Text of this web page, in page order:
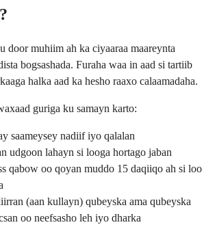
door muhiim ah ka ciyaaraa maareynta
bogsashada. Furaha waa in aad si tartiib
halka aad ka hesho raaxo calaamadaha.
guriga ku samayn karto:
saameysey nadiif iyo qalalan
udgoon lahayn si looga hortago jaban
qabow oo qoyan muddo 15 daqiiqo ah si loo
(aan kullayn) qubeyska ama qubeyska
oo neefsasho leh iyo dharka